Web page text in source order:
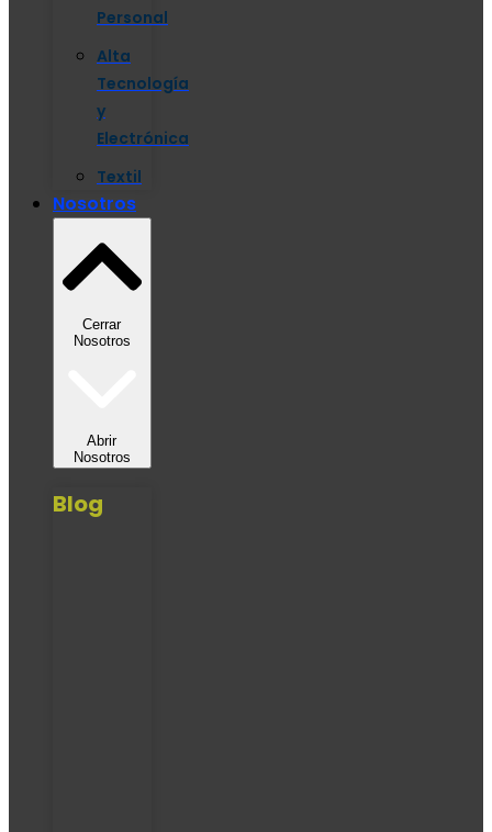
Personal
Alta
Tecnología
y
Electrónica
Textil
Nosotros
Cerrar
Nosotros
Abrir
Nosotros
Blog